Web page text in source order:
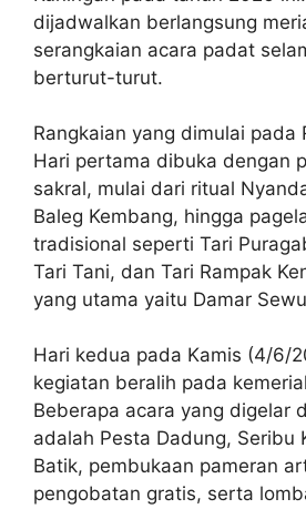
dijadwalkan berlangsung
serangkaian acara padat
berturut-turut.
Rangkaian yang dimulai
Hari pertama dibuka dengan
sakral, mulai dari ritual
Baleg Kembang, hingga
tradisional seperti Tari
Tari Tani, dan Tari Rampak
yang utama yaitu Damar
Hari kedua pada Kamis (4/6/
kegiatan beralih pada
Beberapa acara yang digelar
adalah Pesta Dadung, Seribu
Batik, pembukaan pameran
pengobatan gratis, serta